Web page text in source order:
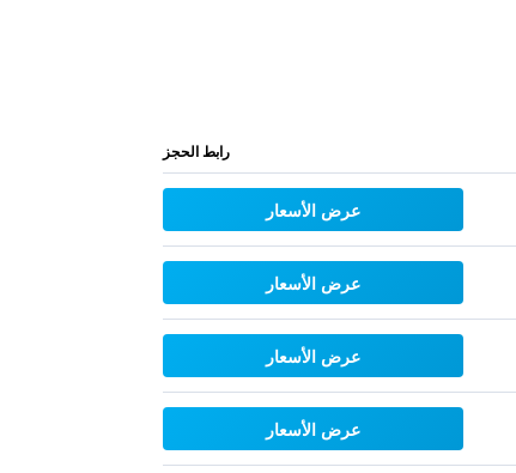
رابط الحجز
عرض الأسعار
عرض الأسعار
عرض الأسعار
عرض الأسعار